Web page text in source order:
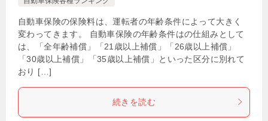
自動車保険の保険料は、運転者の年齢条件によって大きく
変わってきます。 自動車保険の年齢条件はの仕組みとして
は、「全年齢補償」「21歳以上補償」「26歳以上補償」
「30歳以上補償」「35歳以上補償」といった区分に別れて
おり […]
続きを読む